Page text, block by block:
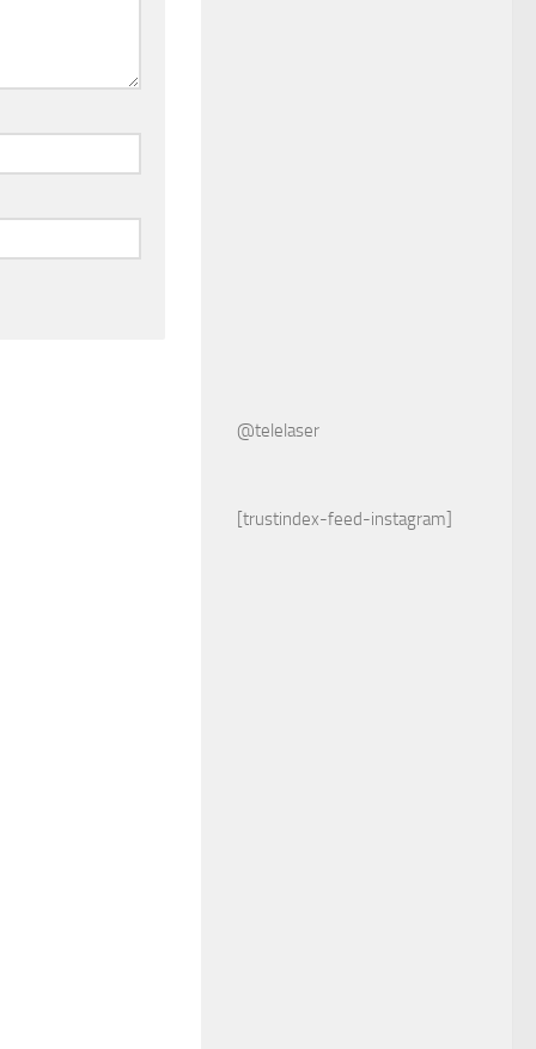
@telelaser
[trustindex-feed-instagram]